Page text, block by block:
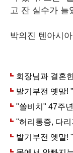
고 잔 실수가 늘
박의진 텐아시